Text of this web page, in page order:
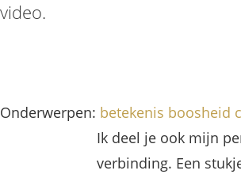
video.
Onderwerpen: betekenis boosheid
Ik deel je ook mijn
verbinding. Een